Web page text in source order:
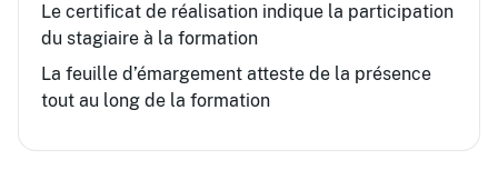
Le certificat de réalisation indique la participation
du stagiaire à la formation
La feuille d’émargement atteste de la présence
tout au long de la formation